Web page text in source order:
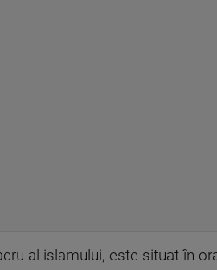
al islamului, este situat în